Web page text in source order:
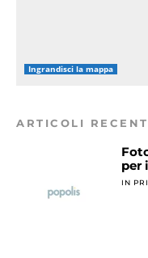
Ingrandisci la mappa
ARTICOLI
per
IN